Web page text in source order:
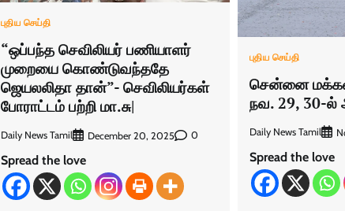
புதிய செய்தி
“ஒப்பந்த செவிலியர் பணியாளர்
முறையை கொண்டுவந்ததே
ஜெயலலிதா தான்”- செவிலியர்கள்
போராட்டம் பற்றி மா.சு|
Daily News Tamil December 20, 2025 0
Spread the love
புதிய செய்தி
சென்னை
நவ. 29, 30-
Daily News Tamil
Spread the love